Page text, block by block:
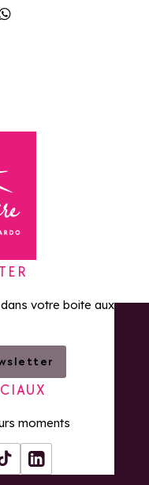
Facebook
sur X
Partager sur
à la page d'accueil
votre boite aux
moments
LinkedIn